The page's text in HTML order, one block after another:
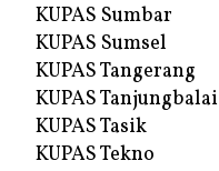
KUPAS Sumbar
KUPAS Sumsel
KUPAS Tangerang
KUPAS Tanjungbalai
KUPAS Tasik
KUPAS Tekno